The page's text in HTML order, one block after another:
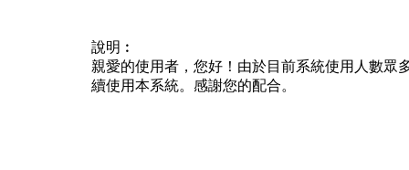
說明︰
親愛的使用者，您好！由於目前系統使用人數眾
續使用本系統。感謝您的配合。